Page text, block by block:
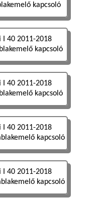
kapcsoló
I 40 2011-2018
kapcsoló
I 40 2011-2018
kapcsoló
I 40 2011-2018
kapcsoló
I 40 2011-2018
kapcsoló